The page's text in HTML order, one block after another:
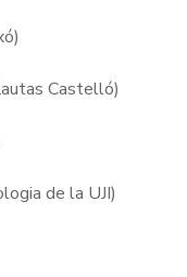
Castelló)
de la UJI)